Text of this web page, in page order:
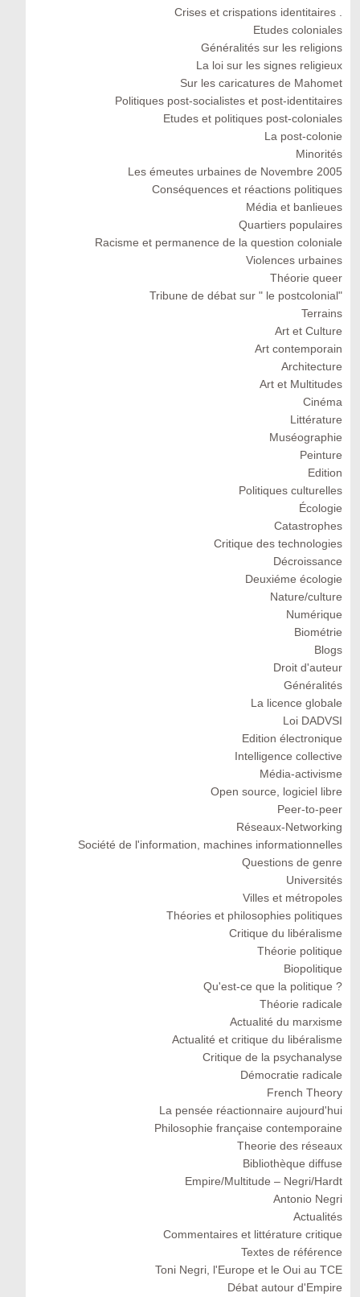
Crises et crispations identitaires .
Etudes coloniales
Généralités sur les religions
La loi sur les signes religieux
Sur les caricatures de Mahomet
Politiques post-socialistes et post-identitaires
Etudes et politiques post-coloniales
La post-colonie
Minorités
Les émeutes urbaines de Novembre 2005
Conséquences et réactions politiques
Média et banlieues
Quartiers populaires
Racisme et permanence de la question coloniale
Violences urbaines
Théorie queer
Tribune de débat sur " le postcolonial"
Terrains
Art et Culture
Art contemporain
Architecture
Art et Multitudes
Cinéma
Littérature
Muséographie
Peinture
Edition
Politiques culturelles
Écologie
Catastrophes
Critique des technologies
Décroissance
Deuxiéme écologie
Nature/culture
Numérique
Biométrie
Blogs
Droit d'auteur
Généralités
La licence globale
Loi DADVSI
Edition électronique
Intelligence collective
Média-activisme
Open source, logiciel libre
Peer-to-peer
Réseaux-Networking
Société de l'information, machines informationnelles
Questions de genre
Universités
Villes et métropoles
Théories et philosophies politiques
Critique du libéralisme
Théorie politique
Biopolitique
Qu'est-ce que la politique ?
Théorie radicale
Actualité du marxisme
Actualité et critique du libéralisme
Critique de la psychanalyse
Démocratie radicale
French Theory
La pensée réactionnaire aujourd'hui
Philosophie française contemporaine
Theorie des réseaux
Bibliothèque diffuse
Empire/Multitude – Negri/Hardt
Antonio Negri
Actualités
Commentaires et littérature critique
Textes de référence
Toni Negri, l'Europe et le Oui au TCE
Débat autour d'Empire